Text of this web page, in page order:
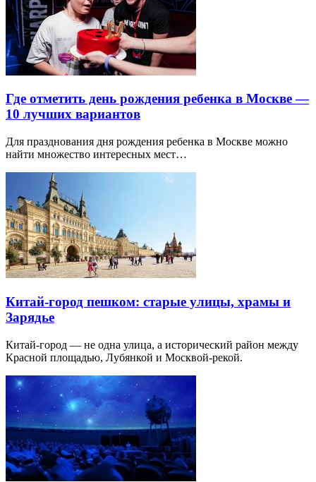
Где отметить день рождения ребенка в Москве —
10 лучших вариантов
Для празднования дня рождения ребенка в Москве можно
найти множество интересных мест…
Китай-город пешком: старые улицы, храмы и
Зарядье
Китай-город — не одна улица, а исторический район между
Красной площадью, Лубянкой и Москвой-рекой.